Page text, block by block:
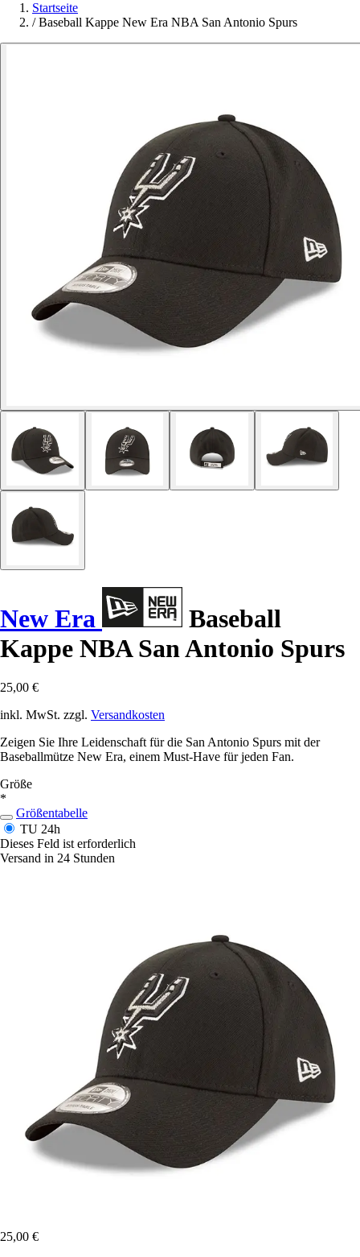
Startseite
/ Baseball Kappe New Era NBA San Antonio Spurs
New Era
Baseball
Kappe NBA San Antonio Spurs
25,00 €
inkl. MwSt. zzgl. Versandkosten
Zeigen Sie Ihre Leidenschaft für die San Antonio Spurs mit der
Baseballmütze New Era, einem Must-Have für jeden Fan.
Größe
*
Größentabelle
TU 24h
Dieses Feld ist erforderlich
Versand in 24 Stunden
25,00 €